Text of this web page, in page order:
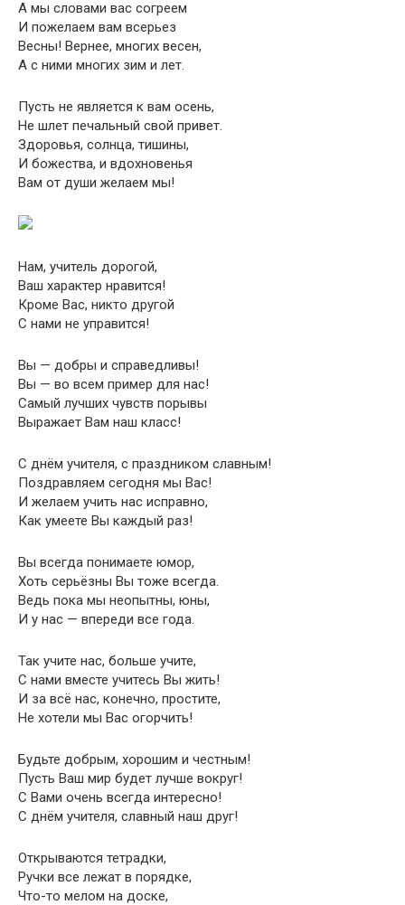
А мы словами вас согреем
И пожелаем вам всерьез
Весны! Вернее, многих весен,
А с ними многих зим и лет.
Пусть не является к вам осень,
Не шлет печальный свой привет.
Здоровья, солнца, тишины,
И божества, и вдохновенья
Вам от души желаем мы!
Нам, учитель дорогой,
Ваш характер нравится!
Кроме Вас, никто другой
С нами не управится!
Вы — добры и справедливы!
Вы — во всем пример для нас!
Самый лучших чувств порывы
Выражает Вам наш класс!
С днём учителя, с праздником славным!
Поздравляем сегодня мы Вас!
И желаем учить нас исправно,
Как умеете Вы каждый раз!
Вы всегда понимаете юмор,
Хоть серьёзны Вы тоже всегда.
Ведь пока мы неопытны, юны,
И у нас — впереди все года.
Так учите нас, больше учите,
С нами вместе учитесь Вы жить!
И за всё нас, конечно, простите,
Не хотели мы Вас огорчить!
Будьте добрым, хорошим и честным!
Пусть Ваш мир будет лучше вокруг!
С Вами очень всегда интересно!
С днём учителя, славный наш друг!
Открываются тетрадки,
Ручки все лежат в порядке,
Что-то мелом на доске,